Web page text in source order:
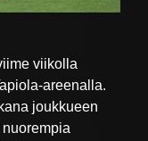
viikolla
areenalla.
joukkueen